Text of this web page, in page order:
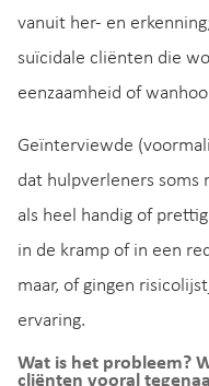
vanuit her- en
suïcidale cliënten die
eenzaamheid of
Geïnterviewde
dat hulpverleners soms
als heel handig of
in de kramp of in een
maar, of gingen
ervaring.
Wat is het probleem?
cliënten vooral